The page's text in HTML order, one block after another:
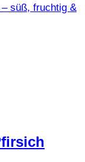
süß, fruchtig &